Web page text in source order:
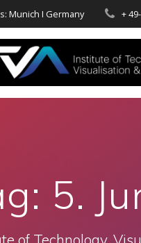
Munich I Germany +
5.
of Technology,